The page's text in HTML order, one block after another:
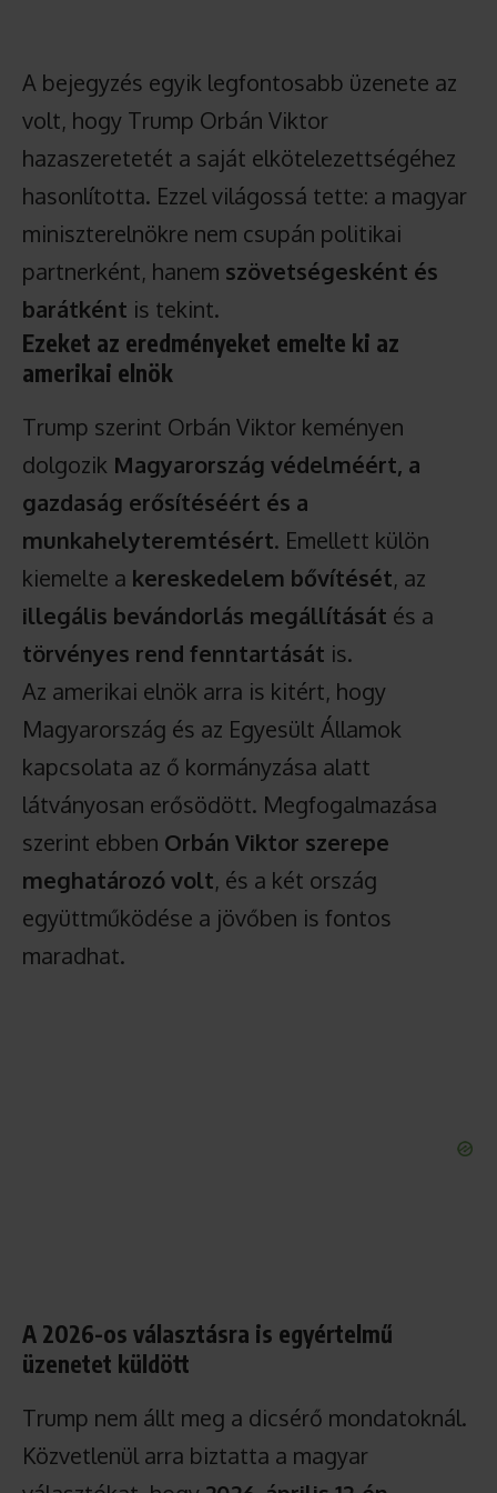
A bejegyzés egyik legfontosabb üzenete az
volt, hogy Trump Orbán Viktor
hazaszeretetét a saját elkötelezettségéhez
hasonlította. Ezzel világossá tette: a magyar
miniszterelnökre nem csupán politikai
partnerként, hanem szövetségesként és
barátként is tekint.
Ezeket az eredményeket emelte ki az
amerikai elnök
Trump szerint Orbán Viktor keményen
dolgozik Magyarország védelméért, a
gazdaság erősítéséért és a
munkahelyteremtésért. Emellett külön
kiemelte a kereskedelem bővítését, az
illegális bevándorlás megállítását és a
törvényes rend fenntartását is.
Az amerikai elnök arra is kitért, hogy
Magyarország és az Egyesült Államok
kapcsolata az ő kormányzása alatt
látványosan erősödött. Megfogalmazása
szerint ebben Orbán Viktor szerepe
meghatározó volt, és a két ország
együttműködése a jövőben is fontos
maradhat.
A 2026-os választásra is egyértelmű
üzenetet küldött
Trump nem állt meg a dicsérő mondatoknál.
Közvetlenül arra biztatta a magyar